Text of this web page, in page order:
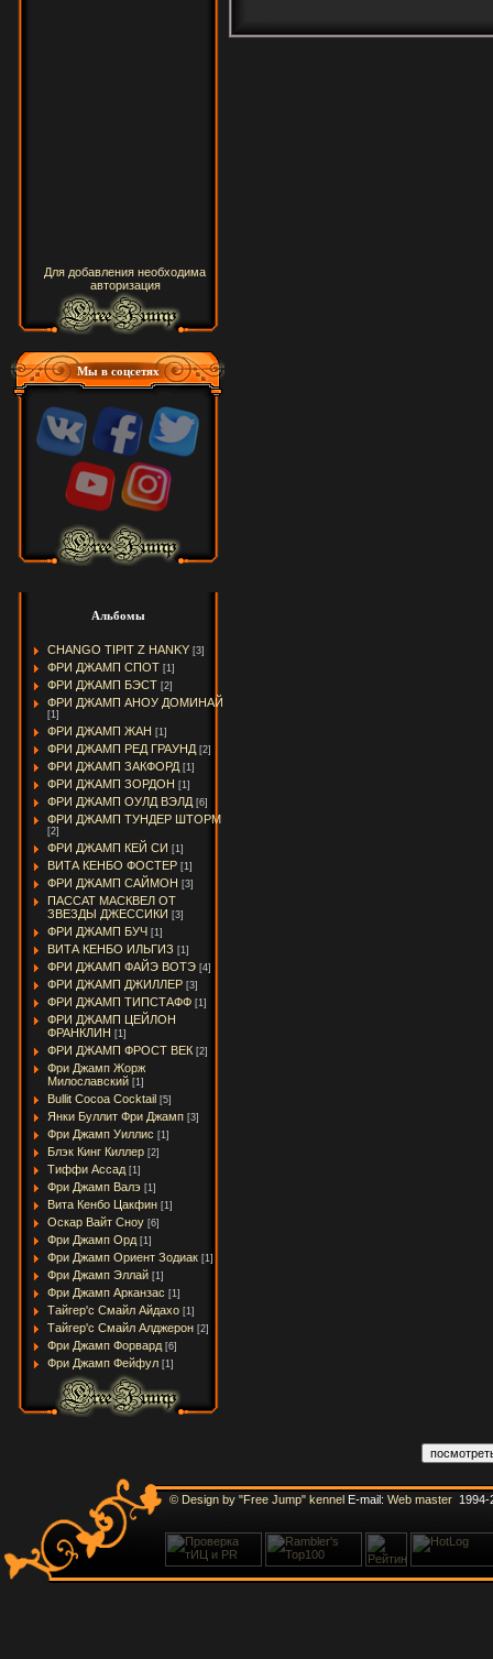
Для добавления необходима
авторизация
Мы в соцсетях
Альбомы
CHANGO TIPIT Z HANKY [3]
ФРИ ДЖАМП СПОТ [1]
ФРИ ДЖАМП БЭСТ [2]
ФРИ ДЖАМП АНОУ ДОМИНАЙ
[1]
ФРИ ДЖАМП ЖАН [1]
ФРИ ДЖАМП РЕД ГРАУНД [2]
ФРИ ДЖАМП ЗАКФОРД [1]
ФРИ ДЖАМП ЗОРДОН [1]
ФРИ ДЖАМП ОУЛД ВЭЛД [6]
ФРИ ДЖАМП ТУНДЕР ШТОРМ
[2]
ФРИ ДЖАМП КЕЙ СИ [1]
ВИТА КЕНБО ФОСТЕР [1]
ФРИ ДЖАМП САЙМОН [3]
ПАССАТ МАСКВЕЛ ОТ
ЗВЕЗДЫ ДЖЕССИКИ [3]
ФРИ ДЖАМП БУЧ [1]
ВИТА КЕНБО ИЛЬГИЗ [1]
ФРИ ДЖАМП ФАЙЭ ВОТЭ [4]
ФРИ ДЖАМП ДЖИЛЛЕР [3]
ФРИ ДЖАМП ТИПСТАФФ [1]
ФРИ ДЖАМП ЦЕЙЛОН
ФРАНКЛИН [1]
ФРИ ДЖАМП ФРОСТ ВЕК [2]
Фри Джамп Жорж
Милославский [1]
Bullit Cocoa Cocktail [5]
Янки Буллит Фри Джамп [3]
Фри Джамп Уиллис [1]
Блэк Кинг Киллер [2]
Тиффи Ассад [1]
Фри Джамп Валэ [1]
Вита Кенбо Цакфин [1]
Оскар Вайт Сноу [6]
Фри Джамп Орд [1]
Фри Джамп Ориент Зодиак [1]
Фри Джамп Эллай [1]
Фри Джамп Арканзас [1]
Тайгер'с Смайл Айдахо [1]
Тайгер'с Смайл Алджерон [2]
Фри Джамп Форвард [6]
Фри Джамп Фейфул [1]
© Design by "Free Jump" kennelE-mail: Web master